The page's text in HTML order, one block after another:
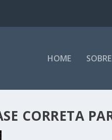
HOME SOBRE
CORRETA